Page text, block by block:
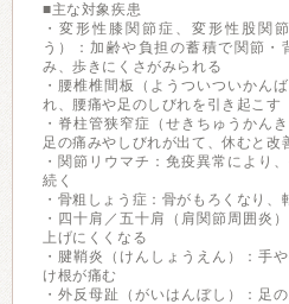
■主な対象疾患
・変形性膝関節症、変形性股関
う）：加齢や負担の蓄積で関節・
み、歩きにくさがみられる
・腰椎椎間板（ようついついかん
れ、腰痛や足のしびれを引き起こす
・脊柱管狭窄症（せきちゅうかん
足の痛みやしびれが出て、休むと改
・関節リウマチ：免疫異常により
続く
・骨粗しょう症：骨がもろくなり
・四十肩／五十肩（肩関節周囲炎
上げにくくなる
・腱鞘炎（けんしょうえん）：手
け根が痛む
・外反母趾（がいはんぼし）：足